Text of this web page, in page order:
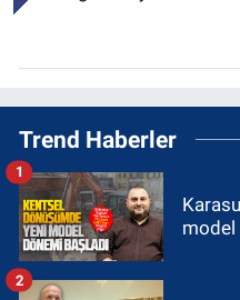
Trend Haberler
model
1
2